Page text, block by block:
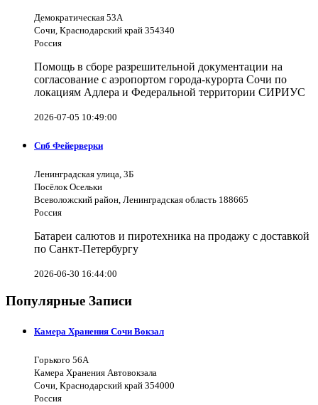
Демократическая 53А
Сочи, Краснодарский край 354340
Россия
Помощь в сборе разрешительной документации на
согласование с аэропортом города-курорта Сочи по
локациям Адлера и Федеральной территории СИРИУС
2026-07-05 10:49:00
Спб Фейерверки
Ленинградская улица, 3Б
Посёлок Осельки
Всеволожский район, Ленинградская область 188665
Россия
Батареи салютов и пиротехника на продажу с доставкой
по Санкт-Петербургу
2026-06-30 16:44:00
Популярные Записи
Камера Хранения Сочи Вокзал
Горького 56А
Камера Хранения Автовокзала
Сочи, Краснодарский край 354000
Россия